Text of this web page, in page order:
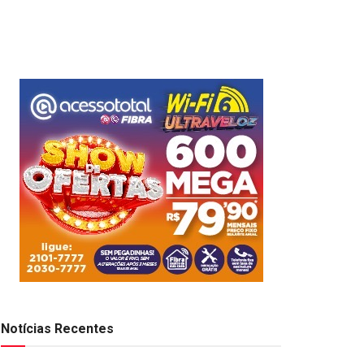
Notícias Recentes